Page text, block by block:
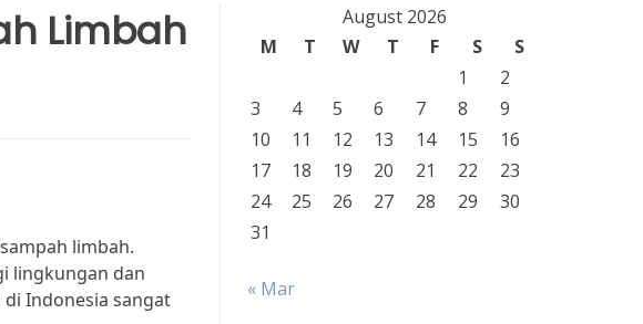
Limbah
limbah.
lingkungan dan
Indonesia sangat
August 2026
M
T W T F S
S
1
2
3
4 5 6 7 8
9
10
11 12 13 14 15
16
17
18 19 20 21 22
23
24
25 26 27 28 29
30
31
« Mar